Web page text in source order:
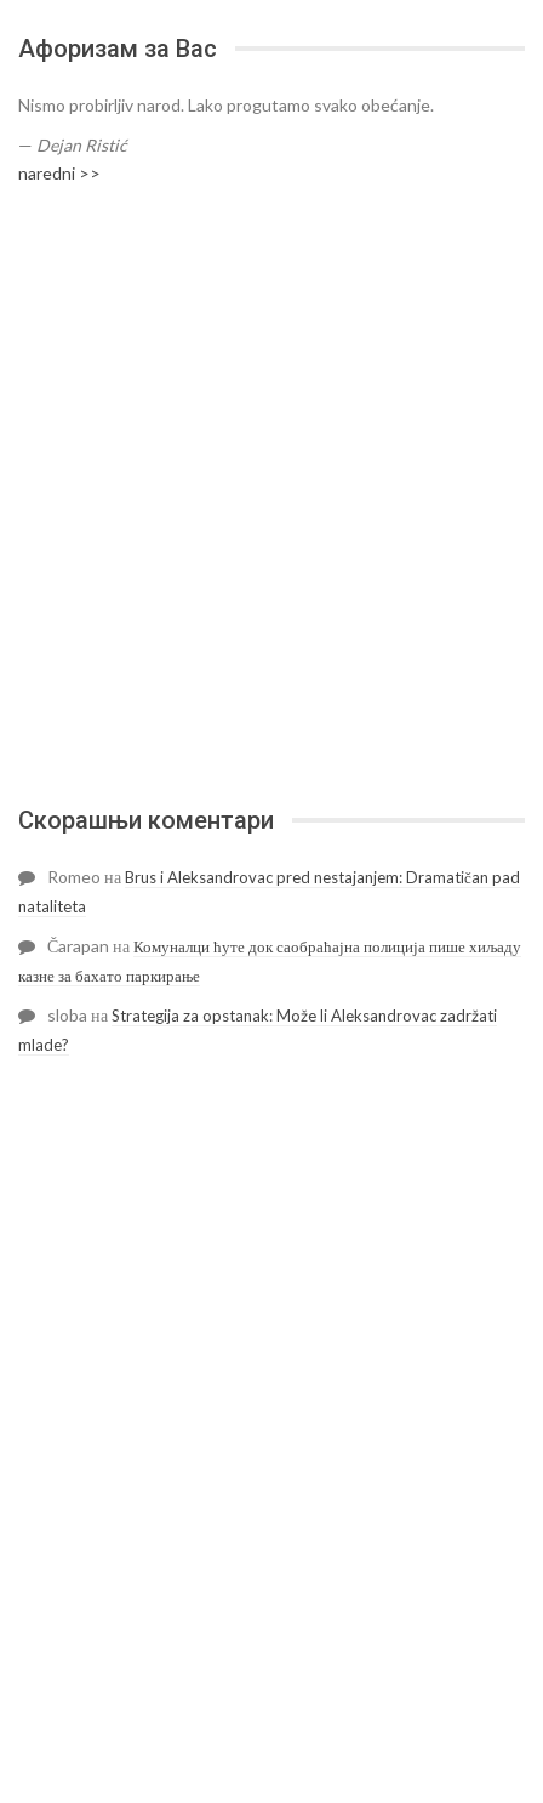
Афоризам за Вас
Nismo probirljiv narod. Lako progutamo svako obećanje.
— Dejan Ristić
naredni >>
Скорашњи коментари
Romeo наBrus i Aleksandrovac pred nestajanjem: Dramatičan pad
nataliteta
Čarapan наКомуналци ћуте док саобраћајна полиција пише хиљаду
казне за бахато паркирање
sloba наStrategija za opstanak: Može li Aleksandrovac zadržati
mlade?